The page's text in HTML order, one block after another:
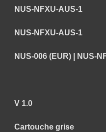
NUS-NFXU-AUS-1
NUS-NFXU-AUS-1
NUS-006 (EUR) | NUS-
V 1.0
Cartouche grise